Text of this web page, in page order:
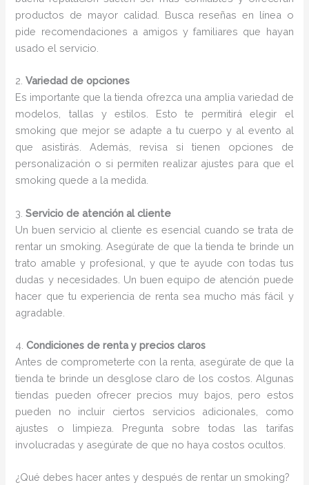
productos de mayor calidad. Busca reseñas en línea o
pide recomendaciones a amigos y familiares que hayan
usado el servicio.
2.Variedad de opciones
Es importante que la tienda ofrezca una amplia variedad de
modelos, tallas y estilos. Esto te permitirá elegir el
smoking que mejor se adapte a tu cuerpo y al evento al
que asistirás. Además, revisa si tienen opciones de
personalización o si permiten realizar ajustes para que el
smoking quede a la medida.
3.Servicio de atención al cliente
Un buen servicio al cliente es esencial cuando se trata de
rentar un smoking. Asegúrate de que la tienda te brinde un
trato amable y profesional, y que te ayude con todas tus
dudas y necesidades. Un buen equipo de atención puede
hacer que tu experiencia de renta sea mucho más fácil y
agradable.
4.Condiciones de renta y precios claros
Antes de comprometerte con la renta, asegúrate de que la
tienda te brinde un desglose claro de los costos. Algunas
tiendas pueden ofrecer precios muy bajos, pero estos
pueden no incluir ciertos servicios adicionales, como
ajustes o limpieza. Pregunta sobre todas las tarifas
involucradas y asegúrate de que no haya costos ocultos.
¿Qué debes hacer antes y después de rentar un smoking?